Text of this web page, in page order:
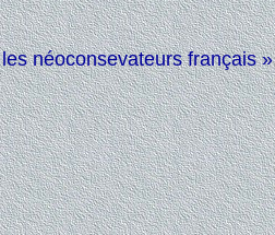
néoconsevateurs français»